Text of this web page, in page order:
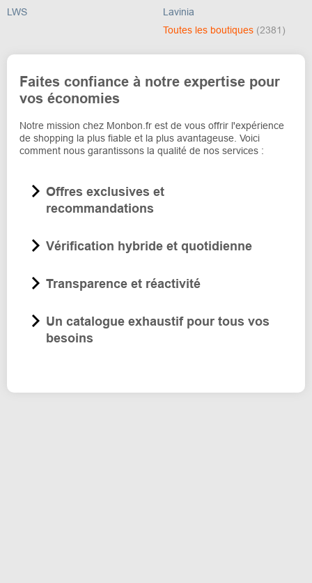
LWS
Lavinia
Toutes les boutiques (2381)
Faites confiance à notre expertise pour
vos économies
Notre mission chez Monbon.fr est de vous offrir l'expérience
de shopping la plus fiable et la plus avantageuse. Voici
comment nous garantissons la qualité de nos services :
Offres exclusives et
recommandations
Vérification hybride et quotidienne
Transparence et réactivité
Un catalogue exhaustif pour tous vos
besoins